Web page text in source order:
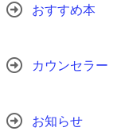
おすすめ本
カウンセラー
お知らせ